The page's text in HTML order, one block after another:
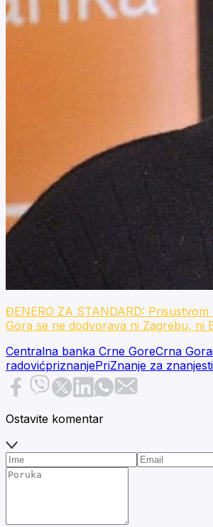
ĐENERO ZA STANDARD:
Gora se ne dodvorava ni Zagrebu, ni
Centralna banka Crne GoreCrna Gora
radovićpriznanjePriZnanje za znanje
Ostavite komentar